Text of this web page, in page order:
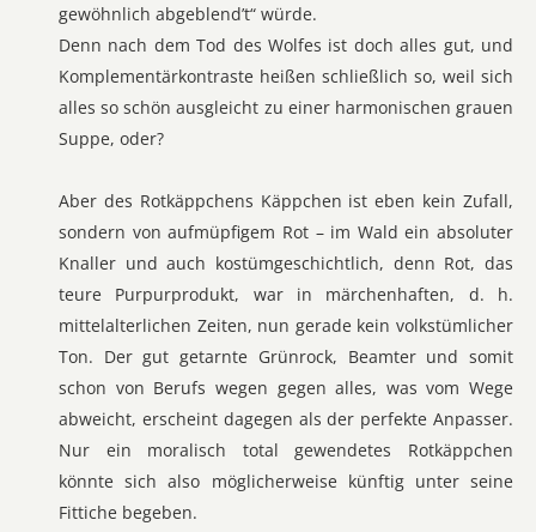
gewöhnlich abgeblend’t“ würde.
Denn nach dem Tod des Wolfes ist doch alles gut, und
Komplementärkontraste heißen schließlich so, weil sich
alles so schön ausgleicht zu einer harmonischen grauen
Suppe, oder?
Aber des Rotkäppchens Käppchen ist eben kein Zufall,
sondern von aufmüpfigem Rot – im Wald ein absoluter
Knaller und auch kostümgeschichtlich, denn Rot, das
teure Purpurprodukt, war in märchenhaften, d. h.
mittelalterlichen Zeiten, nun gerade kein volkstümlicher
Ton. Der gut getarnte Grünrock, Beamter und somit
schon von Berufs wegen gegen alles, was vom Wege
abweicht, erscheint dagegen als der perfekte Anpasser.
Nur ein moralisch total gewendetes Rotkäppchen
könnte sich also möglicherweise künftig unter seine
Fittiche begeben.